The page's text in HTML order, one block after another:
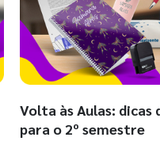
Volta às Aulas:
para o 2º semestre